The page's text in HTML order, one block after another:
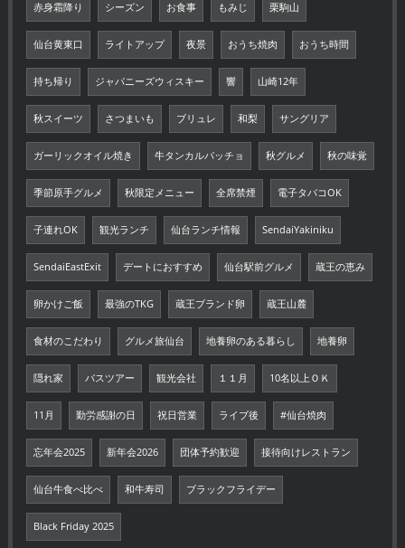
赤身霜降り シーズン お食事 もみじ 栗駒山
仙台黄東口 ライトアップ 夜景 おうち焼肉 おうち時間
持ち帰り ジャパニーズウィスキー 響 山崎12年
秋スイーツ さつまいも ブリュレ 和梨 サングリア
ガーリックオイル焼き 牛タンカルパッチョ 秋グルメ 秋の味覚
季節原手グルメ 秋限定メニュー 全席禁煙 電子タバコOK
子連れOK 観光ランチ 仙台ランチ情報 SendaiYakiniku
SendaiEastExit デートにおすすめ 仙台駅前グルメ 蔵王の恵み
卵かけご飯 最強のTKG 蔵王ブランド卵 蔵王山麓
食材のこだわり グルメ旅仙台 地養卵のある暮らし 地養卵
隠れ家 バスツアー 観光会社 １１月 10名以上ＯＫ
11月 勤労感謝の日 祝日営業 ライブ後 #仙台焼肉
忘年会2025 新年会2026 団体予約歓迎 接待向けレストラン
仙台牛食べ比べ 和牛寿司 ブラックフライデー
Black Friday 2025